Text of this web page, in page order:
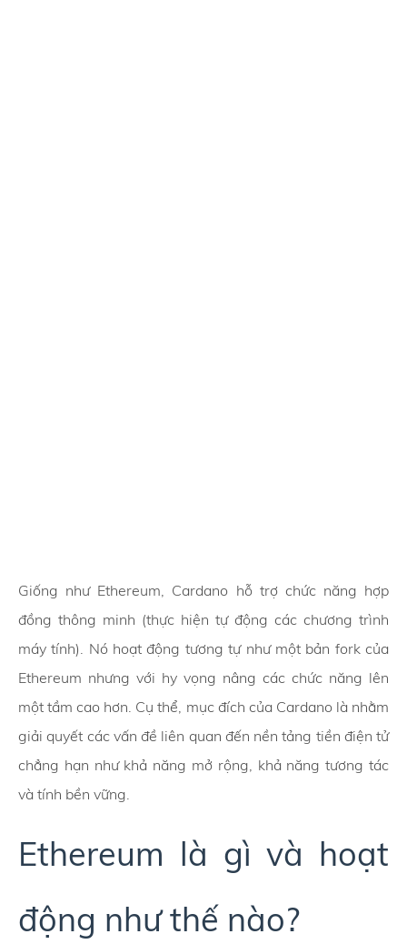
Giống như Ethereum, Cardano hỗ trợ chức năng hợp
đồng thông minh (thực hiện tự động các chương trình
máy tính). Nó hoạt động tương tự như một bản fork của
Ethereum nhưng với hy vọng nâng các chức năng lên
một tầm cao hơn. Cụ thể, mục đích của Cardano là nhằm
giải quyết các vấn đề liên quan đến nền tảng tiền điện tử
chẳng hạn như khả năng mở rộng, khả năng tương tác
và tính bền vững.
Ethereum là gì và hoạt
động như thế nào?